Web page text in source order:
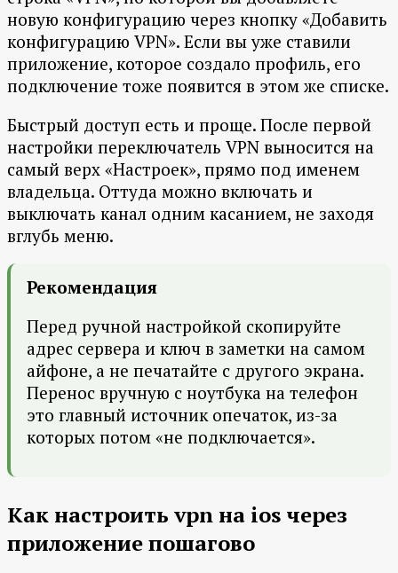
новую конфигурацию через кнопку «Добавить
конфигурацию VPN». Если вы уже ставили
приложение, которое создало профиль, его
подключение тоже появится в этом же списке.
Быстрый доступ есть и проще. После первой
настройки переключатель VPN выносится на
самый верх «Настроек», прямо под именем
владельца. Оттуда можно включать и
выключать канал одним касанием, не заходя
вглубь меню.
Рекомендация
Перед ручной настройкой скопируйте
адрес сервера и ключ в заметки на самом
айфоне, а не печатайте с другого экрана.
Перенос вручную с ноутбука на телефон
это главный источник опечаток, из-за
которых потом «не подключается».
Как настроить vpn на ios через
приложение пошагово